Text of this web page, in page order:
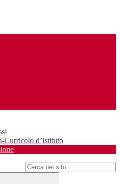
Curricolo d’Istituto